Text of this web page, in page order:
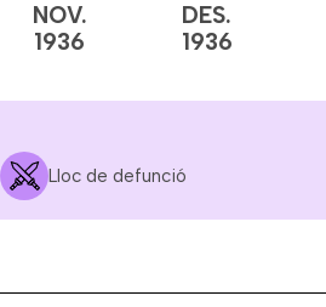
NOV.
1936
DES.
1936
Lloc de defunció